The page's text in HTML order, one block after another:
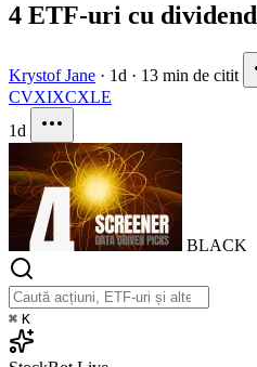
4 ETF-uri cu
Krystof Jane · 1d · 13 min de citit
CVXIXCXLE
1d
BLACK
⌘ K